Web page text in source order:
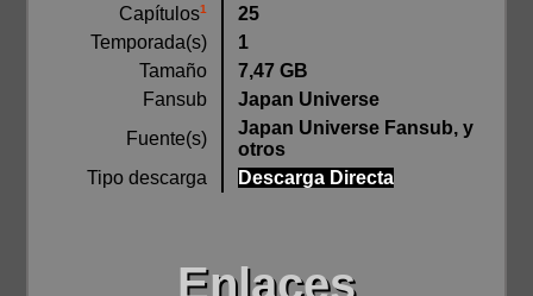
Capítulos1
25
Temporada(s)
1
Tamaño
7,47 GB
Fansub
Japan Universe
Fuente(s)
Japan Universe Fansub, y
otros
Tipo descarga
Descarga Directa
Enlaces